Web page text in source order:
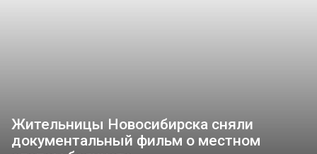
Жительницы Новосибирска сняли
документальный фильм о местном